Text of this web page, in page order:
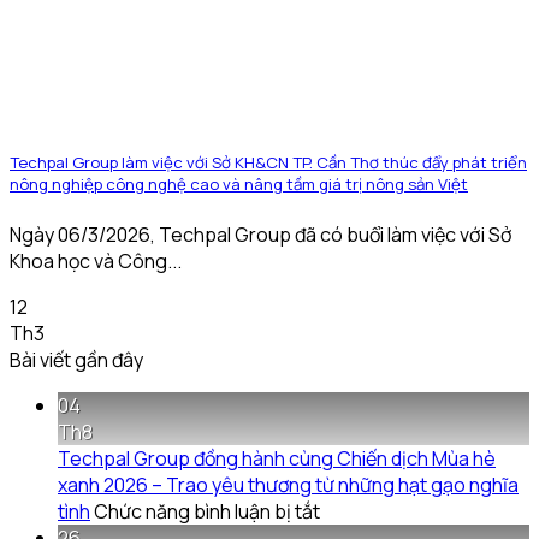
Techpal Group làm việc với Sở KH&CN TP. Cần Thơ thúc đẩy phát triển
nông nghiệp công nghệ cao và nâng tầm giá trị nông sản Việt
Ngày 06/3/2026, Techpal Group đã có buổi làm việc với Sở
Khoa học và Công...
12
Th3
Bài viết gần đây
04
Th8
Techpal Group đồng hành cùng Chiến dịch Mùa hè
xanh 2026 – Trao yêu thương từ những hạt gạo nghĩa
tìnhChức năng bình luận bị tắtở